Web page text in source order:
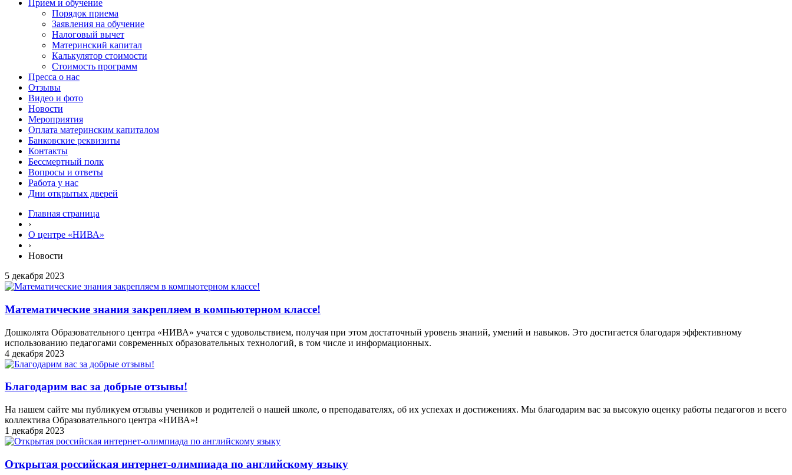
Прием и обучение
Порядок приема
Заявления на обучение
Налоговый вычет
Материнский капитал
Калькулятор стоимости
Стоимость программ
Пресса о нас
Отзывы
Видео и фото
Новости
Мероприятия
Оплата материнским капиталом
Банковские реквизиты
Контакты
Бессмертный полк
Вопросы и ответы
Работа у нас
Дни открытых дверей
Главная страница
›
О центре «НИВА»
›
Новости
5 декабря 2023
Математические знания закрепляем в компьютерном классе!
Дошколята Образовательного центра «НИВА» учатся с удовольствием, получая при этом достаточный уровень знаний, умений и навыков. Это достигается благодаря эффективному
использованию педагогами современных образовательных технологий, в том числе и информационных.
4 декабря 2023
Благодарим вас за добрые отзывы!
На нашем сайте мы публикуем отзывы учеников и родителей о нашей школе, о преподавателях, об их успехах и достижениях. Мы благодарим вас за высокую оценку работы педагогов и всего
коллектива Образовательного центра «НИВА»!
1 декабря 2023
Открытая российская интернет-олимпиада по английскому языку